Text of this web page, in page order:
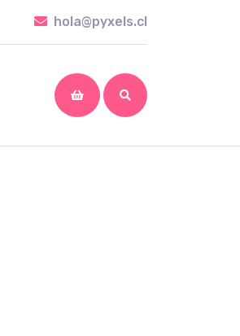
hola@pyxels.cl
shopping
cart